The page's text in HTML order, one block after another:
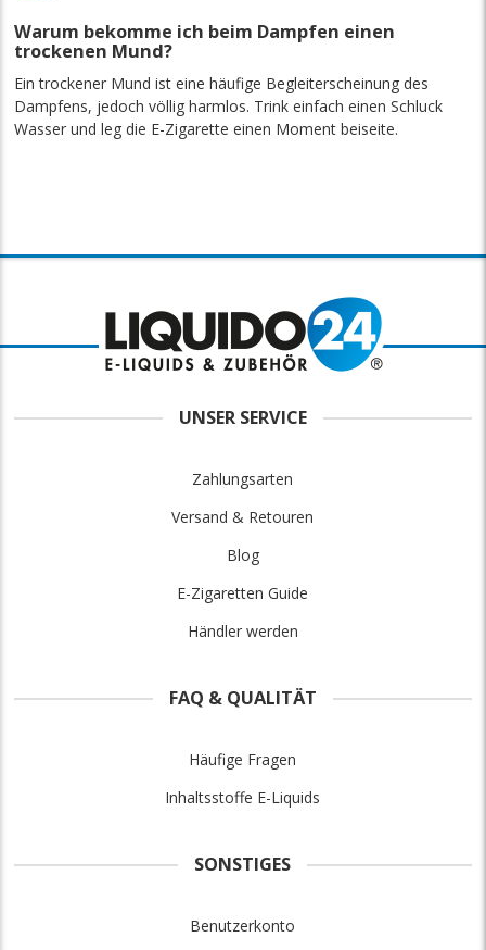
Warum bekomme ich beim Dampfen einen
trockenen Mund?
Ein trockener Mund ist eine häufige Begleiterscheinung des
Dampfens, jedoch völlig harmlos. Trink einfach einen Schluck
Wasser und leg die E-Zigarette einen Moment beiseite.
UNSER SERVICE
Zahlungsarten
Versand & Retouren
Blog
E-Zigaretten Guide
Händler werden
FAQ & QUALITÄT
Häufige Fragen
Inhaltsstoffe E-Liquids
SONSTIGES
Benutzerkonto